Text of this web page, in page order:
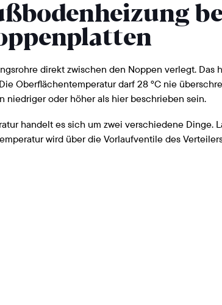
direkt zwischen den Noppen verlegt. Das
Oberflächentemperatur darf 28 °C nie
niedriger oder höher als hier beschrieben sein.
handelt es sich um zwei verschiedene Dinge.
wird über die Vorlaufventile des